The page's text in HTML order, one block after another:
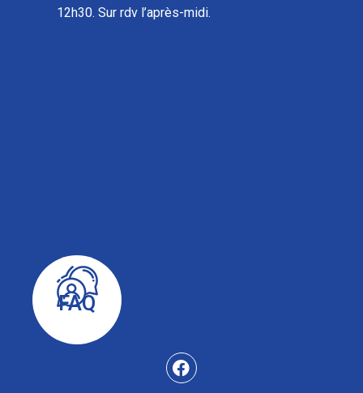
12h30. Sur rdv l’après-midi.
FAQ